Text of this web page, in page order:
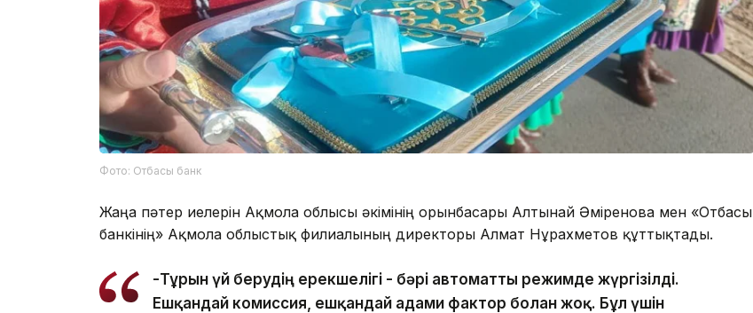
Фото: Отбасы банк
Жаңа пәтер иелерін Ақмола облысы әкімінің орынбасары Алтынай Әміренова мен «Отбасы
банкінің» Ақмола облыстық филиалының директоры Алмат Нұрахметов құттықтады.
-Тұрғын үй берудің ерекшелігі - бәрі автоматты режимде жүргізілді.
Ешқандай комиссия, ешқандай адами фактор болған жоқ. Бұл үшін